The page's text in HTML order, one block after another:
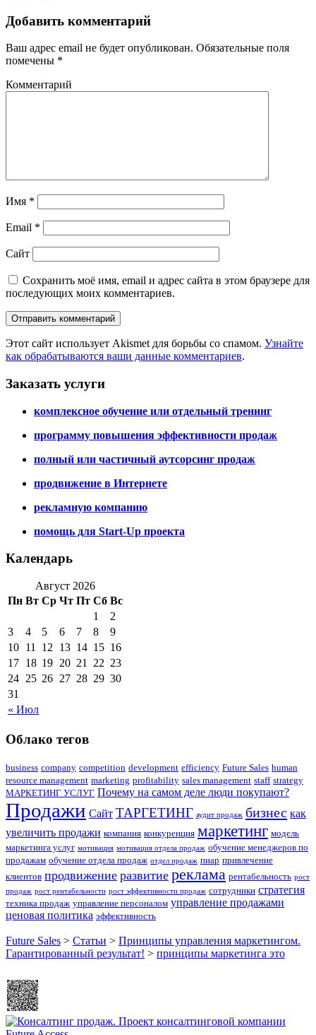
Добавить комментарий
Ваш адрес email не будет опубликован. Обязательные поля
помечены *
Комментарий
Имя *
Email *
Сайт
Сохранить моё имя, email и адрес сайта в этом браузере для
последующих моих комментариев.
Этот сайт использует Akismet для борьбы со спамом. Узнайте
как обрабатываются ваши данные комментариев.
Заказать услуги
комплексное обучение или отдельный тренинг
программу повышения эффективности продаж
полный или частичный аутсорсинг продаж
продвижение в Интернете
рекламную компанию
помощь для Start-Up проекта
Календарь
Август 2026
Пн Вт Ср Чт Пт Сб Вс
« Июл
1
2
3
4 5 6 7 8
9
10 11 12 13 14 15 16
17 18 19 20 21 22 23
24 25 26 27 28 29 30
31
Облако тегов
business company competition development efficiency Future Sales human
resource management marketing profitability sales management staff strategy
МАРКЕТИНГ УСЛУГ Почему на самом деле люди покупают?
Продажи Сайт ТАРГЕТИНГ аудит продаж бизнес как
увеличить продажи компания конкуренция маркетинг модель
маркетинга услуг мотивация мотивация отдела продаж обучение менеджеров по
продажам обучение отдела продаж отдел продаж пиар привлечение
клиентов продвижение развитие реклама рентабельность рост
продаж рост рентабельности рост эффективности продаж сотрудники стратегия
техника продаж управление персоналом управление продажами
ценовая политика эффективность
Future Sales > Статьи > Принципы управления маркетингом.
Гарантированный результат! > принципы маркетинга это